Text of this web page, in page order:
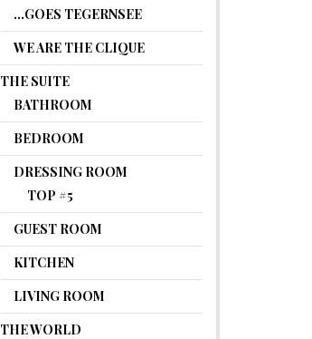
…GOES TEGERNSEE
WE ARE THE CLIQUE
THE SUITE
BATHROOM
BEDROOM
DRESSING ROOM
TOP #5
GUEST ROOM
KITCHEN
LIVING ROOM
THE WORLD